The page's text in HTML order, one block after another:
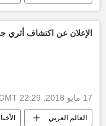
أخبار المغرب اليوم
أحلام أخبار
الإعلان عن اكتشاف أثري
17 مايو 2018, 22:29 GMT
العالم العربي